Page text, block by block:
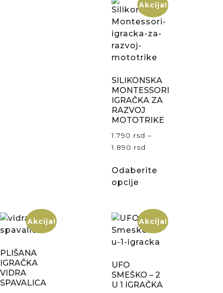
Akcija!
SILIKONSKA
MONTESSORI
IGRAČKA ZA
RAZVOJ
MOTOTRIKE
1.790 rsd –
1.890 rsd
Odaberite
opcije
Akcija!
PLIŠANA
IGRAČKA
VIDRA
SPAVALICA
Akcija!
UFO
SMEŠKO – 2
U 1 IGRAČKA